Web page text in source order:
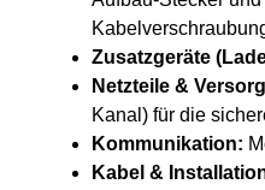
Zusatzgeräte
Netzteile &
Kanal) für die
Kommunikation:
Kabel &